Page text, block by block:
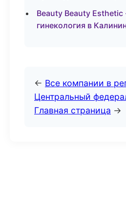
Beauty Beauty Esthetic
гинекология в
← Все компании в
Центральный
Главная страница →